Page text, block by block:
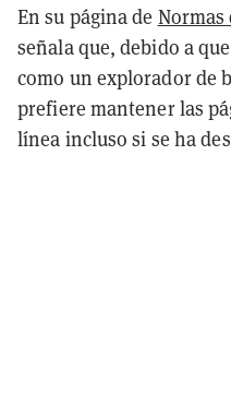
En su página de
señala que, debido a
como un explorador de
prefiere mantener las
línea incluso si se ha